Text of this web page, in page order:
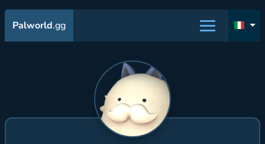
Palworld.gg